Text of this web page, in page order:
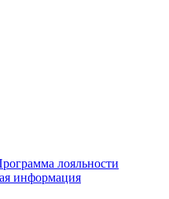
лояльности
информация